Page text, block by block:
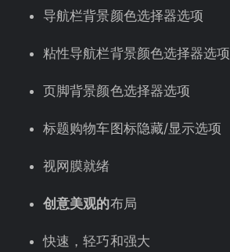
导航栏背景颜色选择器选项
粘性导航栏背景颜色选择器选项
页脚背景颜色选择器选项
标题购物车图标隐藏/显示选项
视网膜就绪
创意美观的布局
快速，轻巧和强大